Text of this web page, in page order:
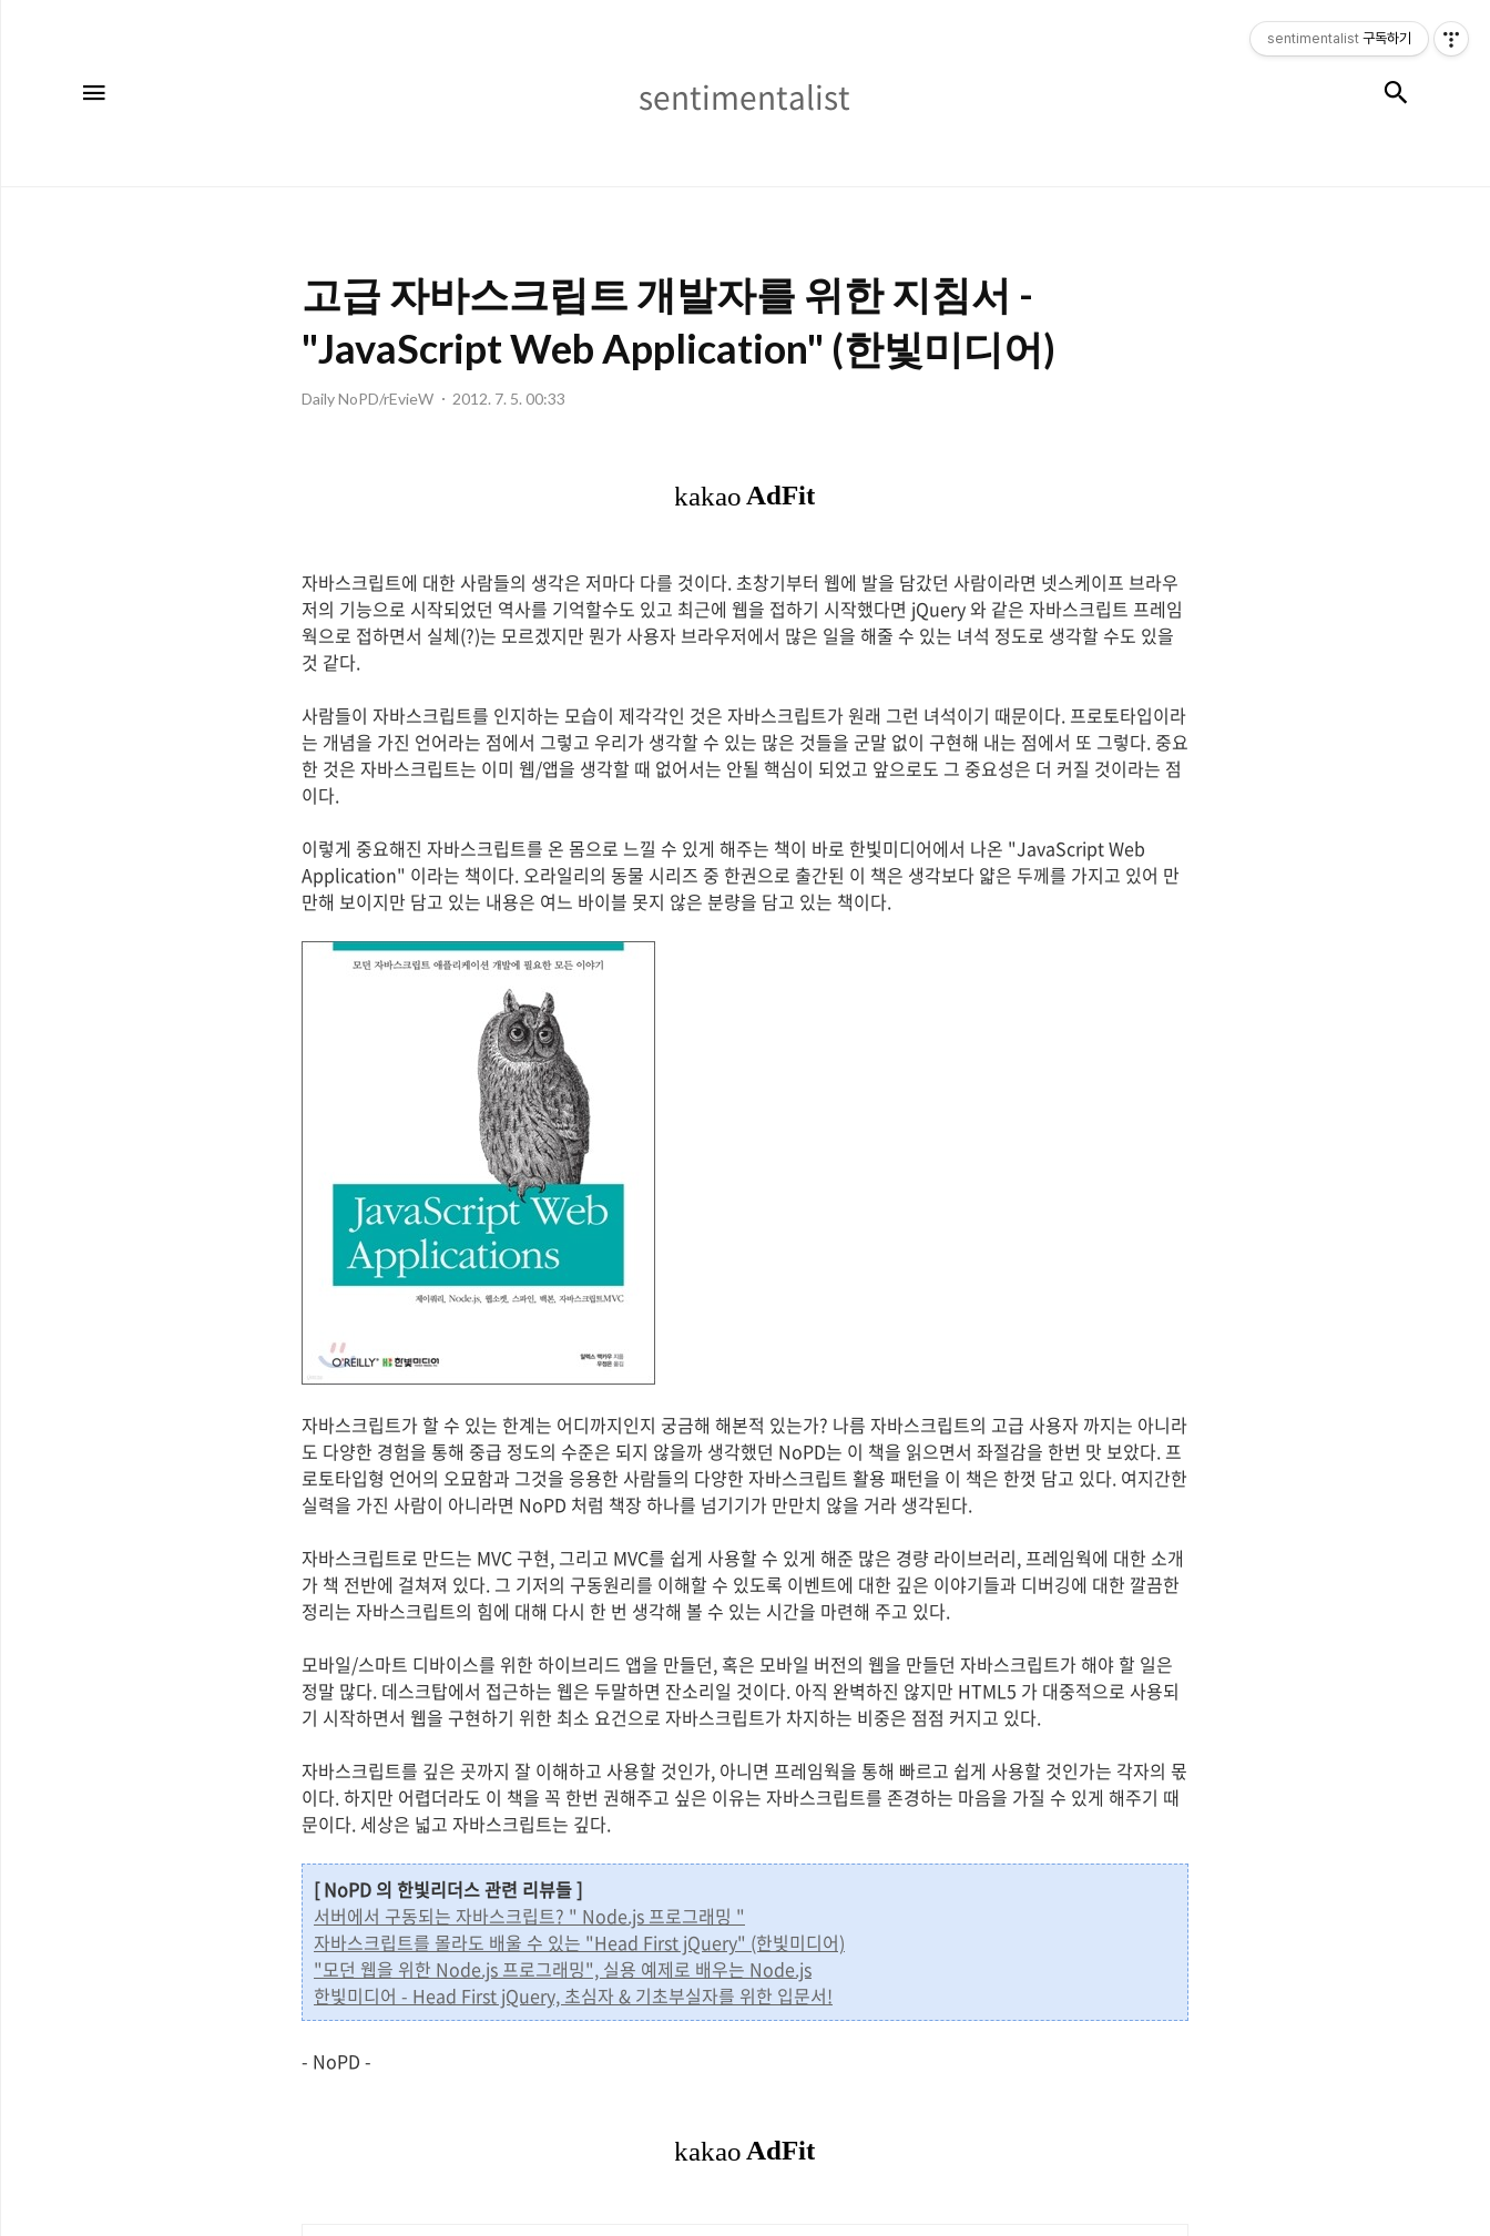
sentimentalist
고급 자바스크립트 개발자를 위한 지침서 -
"JavaScript Web Application" (한빛미디어)
Daily NoPD/rEvieW 2012. 7. 5. 00:33
자바스크립트에 대한 사람들의 생각은 저마다 다를 것이다. 초창기부터 웹에 발을 담갔던 사람이라면 넷스케이프 브라우
저의 기능으로 시작되었던 역사를 기억할수도 있고 최근에 웹을 접하기 시작했다면 jQuery 와 같은 자바스크립트 프레임
웍으로 접하면서 실체(?)는 모르겠지만 뭔가 사용자 브라우저에서 많은 일을 해줄 수 있는 녀석 정도로 생각할 수도 있을
것 같다.
사람들이 자바스크립트를 인지하는 모습이 제각각인 것은 자바스크립트가 원래 그런 녀석이기 때문이다. 프로토타입이라
는 개념을 가진 언어라는 점에서 그렇고 우리가 생각할 수 있는 많은 것들을 군말 없이 구현해 내는 점에서 또 그렇다. 중요
한 것은 자바스크립트는 이미 웹/앱을 생각할 때 없어서는 안될 핵심이 되었고 앞으로도 그 중요성은 더 커질 것이라는 점
이다.
이렇게 중요해진 자바스크립트를 온 몸으로 느낄 수 있게 해주는 책이 바로 한빛미디어에서 나온 "JavaScript Web
Application" 이라는 책이다. 오라일리의 동물 시리즈 중 한권으로 출간된 이 책은 생각보다 얇은 두께를 가지고 있어 만
만해 보이지만 담고 있는 내용은 여느 바이블 못지 않은 분량을 담고 있는 책이다.
자바스크립트가 할 수 있는 한계는 어디까지인지 궁금해 해본적 있는가? 나름 자바스크립트의 고급 사용자 까지는 아니라
도 다양한 경험을 통해 중급 정도의 수준은 되지 않을까 생각했던 NoPD는 이 책을 읽으면서 좌절감을 한번 맛 보았다. 프
로토타입형 언어의 오묘함과 그것을 응용한 사람들의 다양한 자바스크립트 활용 패턴을 이 책은 한껏 담고 있다. 여지간한
실력을 가진 사람이 아니라면 NoPD 처럼 책장 하나를 넘기기가 만만치 않을 거라 생각된다.
자바스크립트로 만드는 MVC 구현, 그리고 MVC를 쉽게 사용할 수 있게 해준 많은 경량 라이브러리, 프레임웍에 대한 소개
가 책 전반에 걸쳐져 있다. 그 기저의 구동원리를 이해할 수 있도록 이벤트에 대한 깊은 이야기들과 디버깅에 대한 깔끔한
정리는 자바스크립트의 힘에 대해 다시 한 번 생각해 볼 수 있는 시간을 마련해 주고 있다.
모바일/스마트 디바이스를 위한 하이브리드 앱을 만들던, 혹은 모바일 버전의 웹을 만들던 자바스크립트가 해야 할 일은
정말 많다. 데스크탑에서 접근하는 웹은 두말하면 잔소리일 것이다. 아직 완벽하진 않지만 HTML5 가 대중적으로 사용되
기 시작하면서 웹을 구현하기 위한 최소 요건으로 자바스크립트가 차지하는 비중은 점점 커지고 있다.
자바스크립트를 깊은 곳까지 잘 이해하고 사용할 것인가, 아니면 프레임웍을 통해 빠르고 쉽게 사용할 것인가는 각자의 몫
이다. 하지만 어렵더라도 이 책을 꼭 한번 권해주고 싶은 이유는 자바스크립트를 존경하는 마음을 가질 수 있게 해주기 때
문이다. 세상은 넓고 자바스크립트는 깊다.
[ NoPD 의 한빛리더스 관련 리뷰들 ]
서버에서 구동되는 자바스크립트? " Node.js 프로그래밍 "
자바스크립트를 몰라도 배울 수 있는 "Head First jQuery" (한빛미디어)
"모던 웹을 위한 Node.js 프로그래밍", 실용 예제로 배우는 Node.js
한빛미디어 - Head First jQuery, 초심자 & 기초부실자를 위한 입문서!
- NoPD -
sentimentalist 구독하기